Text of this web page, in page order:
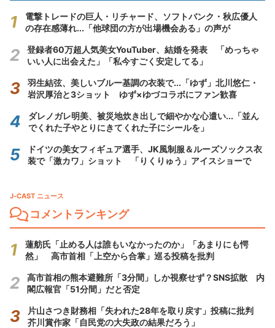
電撃トレードの巨人・リチャード、ソフトバンク・秋広優人
の存在感薄れ...「他球団の方が出場機会ある」の声が
登録者60万超人気美女YouTuber、結婚を発表 「めっちゃ
いい人に出会えた」「私今すごく安定してる」
羽生結弦、美しいブルー基調の衣装で...「ゆず」北川悠仁・
岩沢厚治と3ショット ゆず×ゆづコラボにファン歓喜
ダレノガレ明美、被災地炊き出しで細やかな心遣い...「並ん
でくれた子やとりにきてくれた子にシールを」
ドイツの美女フィギュア選手、JK風制服＆ルーズソックス衣
装で「激カワ」ショット 「りくりゅう」アイスショーで
J-CAST ニュース
コメントランキング
蓮舫氏「止める人は誰もいなかったのか」「あまりにも愕
然」 高市首相「上空から合掌」巡る投稿を批判
高市首相の熊本避難所「3分間」しか視察せず？SNS拡散 内
閣広報官「51分間」だと否定
片山さつき財務相「失われた28年を取り戻す」投稿に批判
芥川賞作家「自民党の大失政の結果だろう」